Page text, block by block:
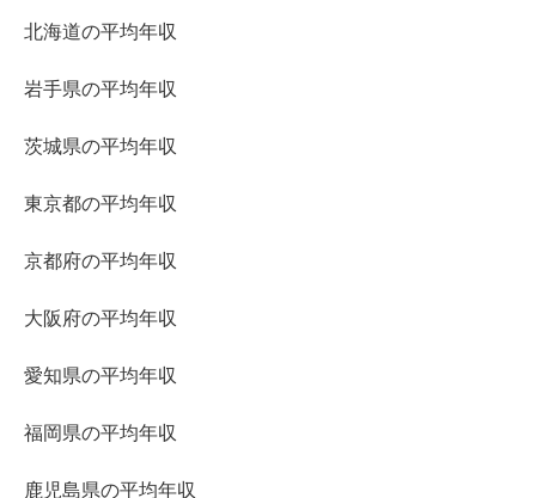
北海道の平均年収
岩手県の平均年収
茨城県の平均年収
東京都の平均年収
京都府の平均年収
大阪府の平均年収
愛知県の平均年収
福岡県の平均年収
鹿児島県の平均年収